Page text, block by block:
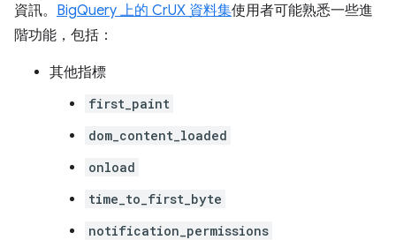
資訊。 BigQuery 上的 CrUX 資料集使用者可能熟悉一些進
階功能，包括：
其他指標
first_paint
dom_content_loaded
onload
time_to_first_byte
notification_permissions